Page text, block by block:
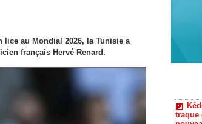
lice au Mondial 2026, la Tunisie a
français Hervé Renard.
du
SY, à